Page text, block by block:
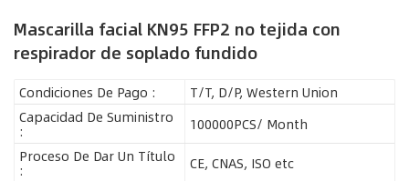
Mascarilla facial KN95 FFP2 no tejida con
respirador de soplado fundido
Condiciones De Pago :
T/T, D/P, Western Union
Capacidad De Suministro
:
100000PCS/ Month
Proceso De Dar Un Título
: CE, CNAS, ISO etc